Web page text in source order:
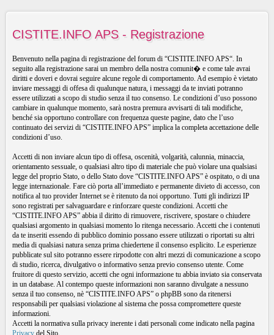
CISTITE.INFO APS - Registrazione
Benvenuto nella pagina di registrazione del forum di “CISTITE.INFO APS“. In
seguito alla registrazione sarai un membro della nostra comunit� e come tale avrai
diritti e doveri e dovrai seguire alcune regole di comportamento. Ad esempio è vietato
inviare messaggi di offesa di qualunque natura, i messaggi da te inviati potranno
essere utilizzati a scopo di studio senza il tuo consenso. Le condizioni d’uso possono
cambiare in qualunque momento, sarà nostra premura avvisarti di tali modifiche,
benché sia opportuno controllare con frequenza queste pagine, dato che l’uso
continuato dei servizi di “CISTITE.INFO APS” implica la completa accettazione delle
condizioni d’uso.
Accetti di non inviare alcun tipo di offesa, oscenità, volgarità, calunnia, minaccia,
orientamento sessuale, o qualsiasi altro tipo di materiale che può violare una qualsiasi
legge del proprio Stato, o dello Stato dove “CISTITE.INFO APS” è ospitato, o di una
legge internazionale. Fare ciò porta all’immediato e permanente divieto di accesso, con
notifica al tuo provider Internet se è ritenuto da noi opportuno. Tutti gli indirizzi IP
sono registrati per salvaguardare e rinforzare queste condizioni. Accetti che
“CISTITE.INFO APS” abbia il diritto di rimuovere, riscrivere, spostare o chiudere
qualsiasi argomento in qualsiasi momento lo ritenga necessario. Accetti che i contenuti
da te inseriti essendo di pubblico dominio possano essere utilizzati o riportati su altri
media di qualsiasi natura senza prima chiedertene il consenso esplicito. Le esperienze
pubblicate sul sito potranno essere rirpodotte con altri mezzi di comunicazione a scopo
di studio, ricerca, divulgativo o informativo senza previo consenso utente. Come
fruitore di questo servizio, accetti che ogni informazione tu abbia inviato sia conservata
in un database. Al contempo queste informazioni non saranno divulgate a nessuno
senza il tuo consenso, nè “CISTITE.INFO APS” o phpBB sono da ritenersi
responsabili per qualsiasi violazione al sistema che possa compromettere queste
informazioni.
Accetti la normativa sulla privacy inerente i dati personali come indicato nella pagina